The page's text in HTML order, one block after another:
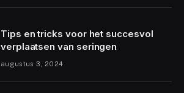
Tips en tricks voor het succesvol
verplaatsen van seringen
augustus 3, 2024